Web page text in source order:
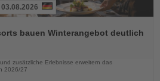
03.08.2026
bauen Winterangebot deutlich
zusätzliche Erlebnisse erweitern das
2026/27